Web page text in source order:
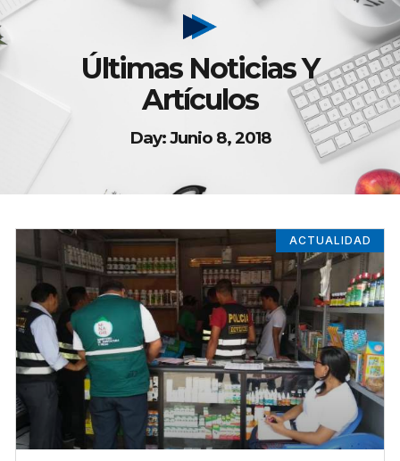
Últimas Noticias Y
Artículos
Day: Junio 8, 2018
ACTUALIDAD